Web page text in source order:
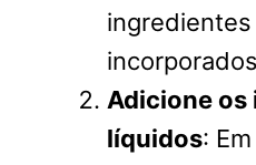
Adicione
líquidos: